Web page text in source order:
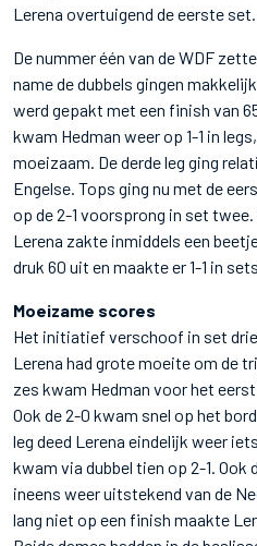
Lerena overtuigend de eerste set.
De nummer één van de WDF
name de dubbels gingen
werd gepakt met een finish van
kwam Hedman weer op 1-1 in
moeizaam. De derde leg ging
Engelse. Tops ging nu met de
op de 2-1 voorsprong in set
Lerena zakte inmiddels een
druk 60 uit en maakte er 1-1 in
Moeizame scores
Het initiatief verschoof in set drie
Lerena had grote moeite om de
zes kwam Hedman voor het
Ook de 2-0 kwam snel op het
leg deed Lerena eindelijk weer
kwam via dubbel tien op 2-1. Ook
ineens weer uitstekend van de
lang niet op een finish maakte